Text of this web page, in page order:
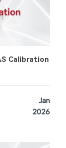
Calibration
Jan
2026